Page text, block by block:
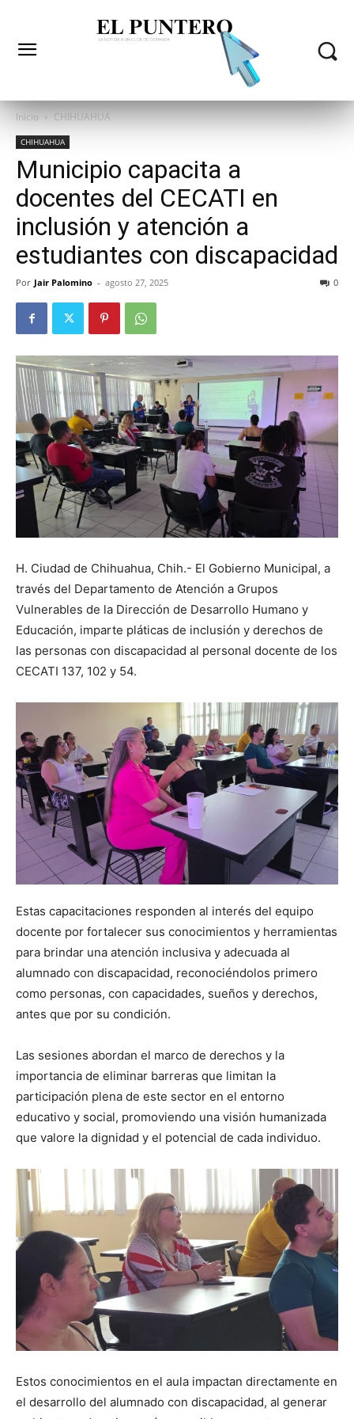
Inicio CHIHUAHUA
CHIHUAHUA
Municipio capacita a
docentes del CECATI en
inclusión y atención a
estudiantes con discapacidad
Por Jair Palomino - agosto 27, 2025 0
H. Ciudad de Chihuahua, Chih.- El Gobierno Municipal, a
través del Departamento de Atención a Grupos
Vulnerables de la Dirección de Desarrollo Humano y
Educación, imparte pláticas de inclusión y derechos de
las personas con discapacidad al personal docente de los
CECATI 137, 102 y 54.
Estas capacitaciones responden al interés del equipo
docente por fortalecer sus conocimientos y herramientas
para brindar una atención inclusiva y adecuada al
alumnado con discapacidad, reconociéndolos primero
como personas, con capacidades, sueños y derechos,
antes que por su condición.
Las sesiones abordan el marco de derechos y la
importancia de eliminar barreras que limitan la
participación plena de este sector en el entorno
educativo y social, promoviendo una visión humanizada
que valore la dignidad y el potencial de cada individuo.
Estos conocimientos en el aula impactan directamente en
el desarrollo del alumnado con discapacidad, al generar